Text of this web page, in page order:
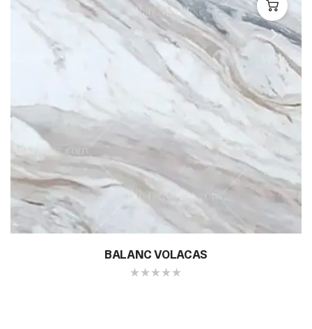
BALANC VOLACAS